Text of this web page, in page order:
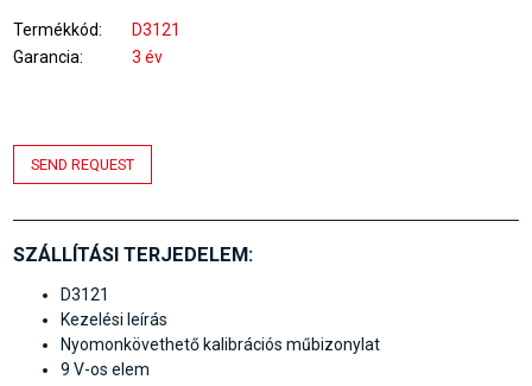
Termékkód
D3121
Garancia
3 év
SEND REQUEST
SZÁLLÍTÁSI TERJEDELEM:
D3121
Kezelési leírás
Nyomonkövethető kalibrációs műbizonylat
9 V-os elem